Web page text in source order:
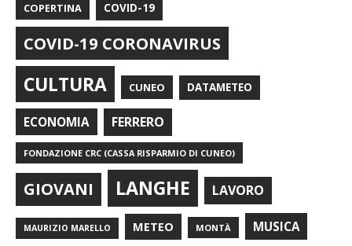
COPERTINA COVID-19
COVID-19 CORONAVIRUS
CULTURA CUNEO DATAMETEO
ECONOMIA FERRERO
FONDAZIONE CRC (CASSA RISPARMIO DI CUNEO)
GIOVANI LANGHE LAVORO
MAURIZIO MARELLO METEO MONTÀ MUSICA